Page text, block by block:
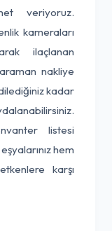
veriyoruz.
kameraları
ilaçlanan
nakliye
kadar
listesi
hem
karşı